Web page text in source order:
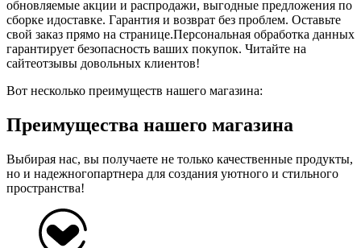
обновляемые акции и распродажи, выгодные предложения по
сборке идоставке. Гарантия и возврат без проблем. Оставьте
свой заказ прямо на странице.Персональная обработка данных
гарантирует безопасность ваших покупок. Читайте на
сайтеотзывы довольных клиентов!
Вот несколько преимуществ нашего магазина:
Преимущества нашего магазина
Выбирая нас, вы получаете не только качественные продукты,
но и надежногопартнера для создания уютного и стильного
пространства!